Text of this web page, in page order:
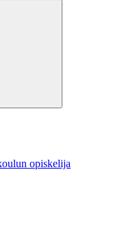
opiskelija